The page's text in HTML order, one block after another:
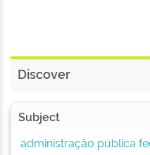
Discover
Subject
administração pública